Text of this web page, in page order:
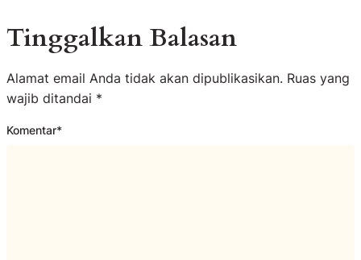
Tinggalkan Balasan
Alamat email Anda tidak akan dipublikasikan. Ruas yang
wajib ditandai *
Komentar*